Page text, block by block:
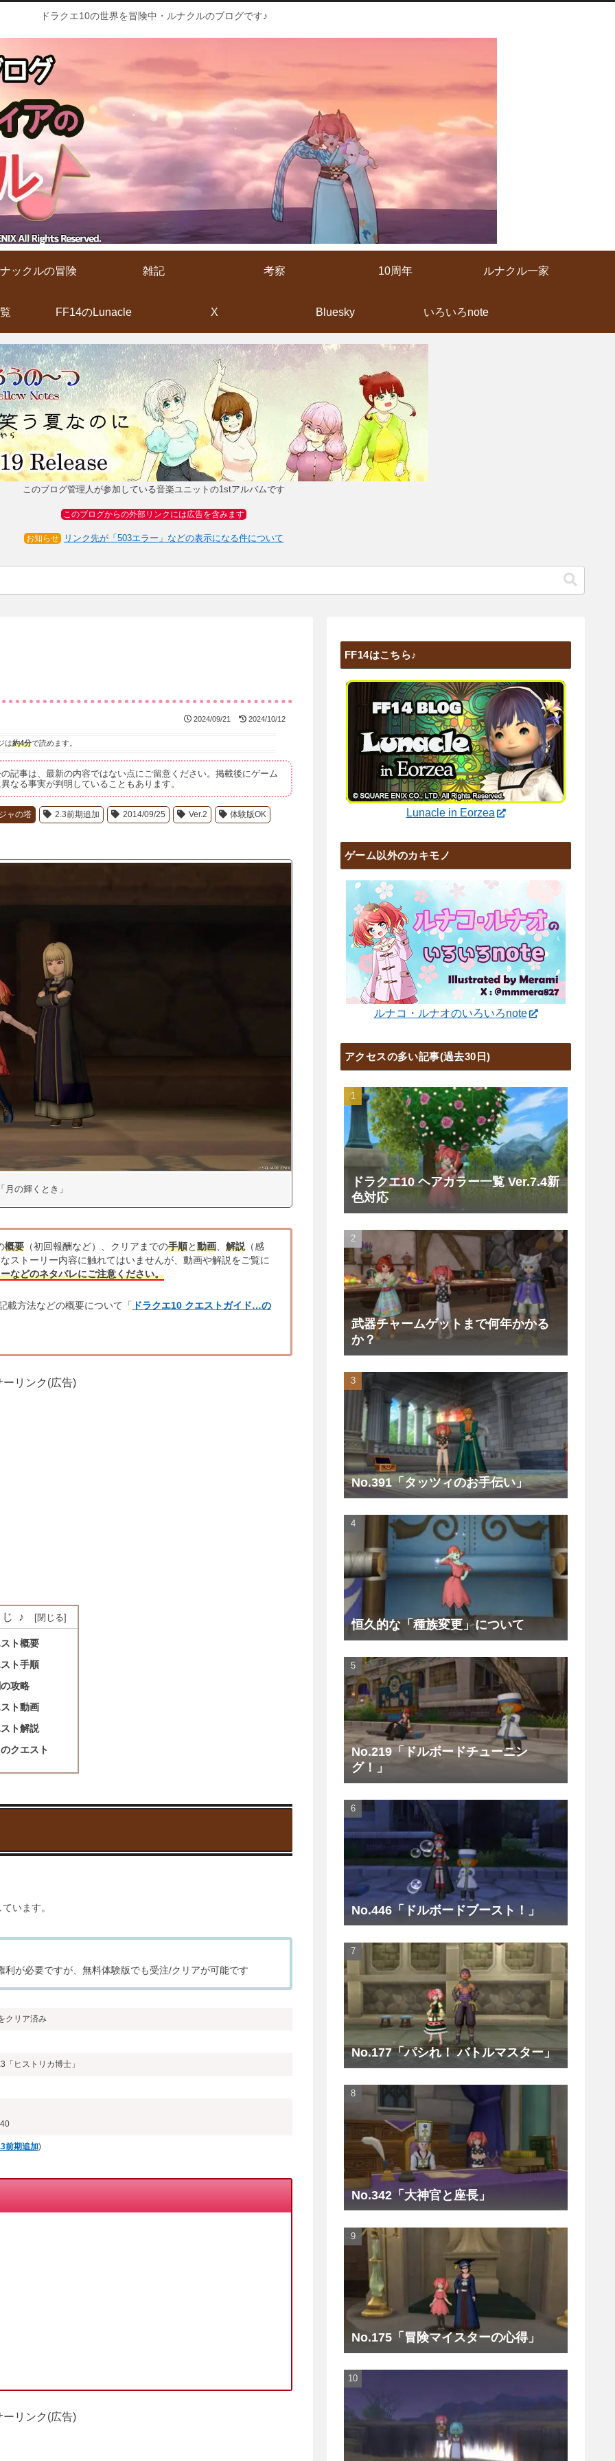
ドラクエ10の世界を冒険中・ルナクルのブログです♪
ックルの冒険 雑記 考察 10周年 ルナクル一家
FF14のLunacle X Bluesky いろいろnote
このブログ管理人が参加している音楽ユニットの1stアルバムです
このブログからの外部リンクには広告を含みます
お知らせ リンク先が「503エラー」などの表示になる件について
2024/09/21 2024/10/12
は約4分で読めます。
記事は、最新の内容ではない点にご留意ください。掲載後にゲーム
なる事実が判明していることもあります。
ャの塔 2.3前期追加 2014/09/25 Ver.2 体験版OK
月の輝くとき」
概要（初回報酬など）、クリアまでの手順と動画、 解説（感
ストーリー内容に触れてはいませんが、動画や解説をご覧に
などのネタバレにご注意ください。
載方法などの概要について「 ドラクエ10 クエストガイド…の
ーリンク(広告)
♪
ト概要
ト手順
攻略
ト動画
ト解説
クエスト
います。
が必要ですが、無料体験版でも受注/クリアが可能です
クリア済み
ヒストリカ博士」
前期追加)
ーリンク(広告)
FF14はこちら♪
Lunacle in Eorzea
ゲーム以外のカキモノ
ルナコ・ルナオのいろいろnote
アクセスの多い記事(過去30日)
ドラクエ10 ヘアカラー一覧 Ver.7.4新
色対応
武器チャームゲットまで何年かかる
か？
No.391「タッツィのお手伝い」
恒久的な「種族変更」について
No.219「ドルボードチューニン
グ！」
No.446「ドルボードブースト！」
No.177「パシれ！ バトルマスター」
No.342「大神官と座長」
No.175「冒険マイスターの心得」